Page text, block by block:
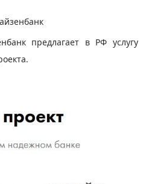
предлагает в РФ услугу